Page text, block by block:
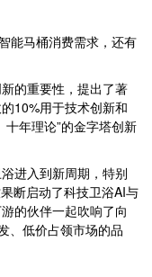
能马桶消费需求，还有
的重要性，提出了著
10%用于技术创新和
年理论”的金字塔创新
进入到新周期，特别
断启动了科技卫浴AI与
的伙伴一起吹响了向
、低价占领市场的品